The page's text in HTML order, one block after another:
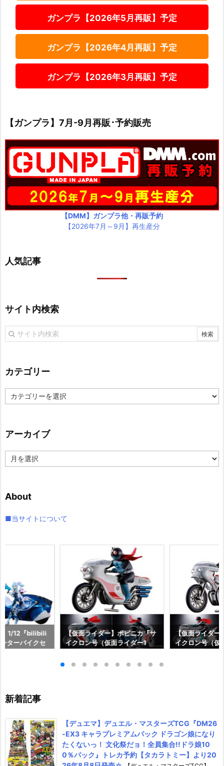
ガンプラ【2026年5月再販】予定
ガンプラ【2026年4月再販】予定
ガンプラ【2026年3月再販】予定
【ガンプラ】7月-9月再販･予約販売
【DMM】ガンプラ他・再販予約
【2026年7月～9月】再生産分
人気記事
サイト内検索
カテゴリー
テ
ー
アーカイブ
ー
ブ
About
■当サイトについて
】1/12『bilibili
ターバイクセ
【仮面ライダー】ポピニカ『サ
イクロン号（仮面ライダー1
イ】より2027年1月発売予定♪
【仮面ライダー
イクロン号（仮
新着記事
【デュエマ】デュエル・マスターズTCG『DM26
-EX3 キャラプレミアムパック ドラゴン娘になり
たくないっ！ 文化祭だョ！全員集合!!ドラ娘10
0％パック』トレカ予約【タカラトミー】より20